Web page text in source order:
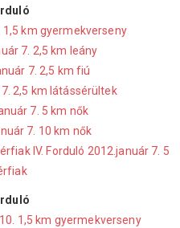
1,5 km gyermekverseny
7. 2,5 km leány
7. 2,5 km fiú
7. 2,5 km látássérültek
7. 5 km nők
7. 10 km nők
IV. Forduló 2012.január 7. 5
1,5 km gyermekverseny